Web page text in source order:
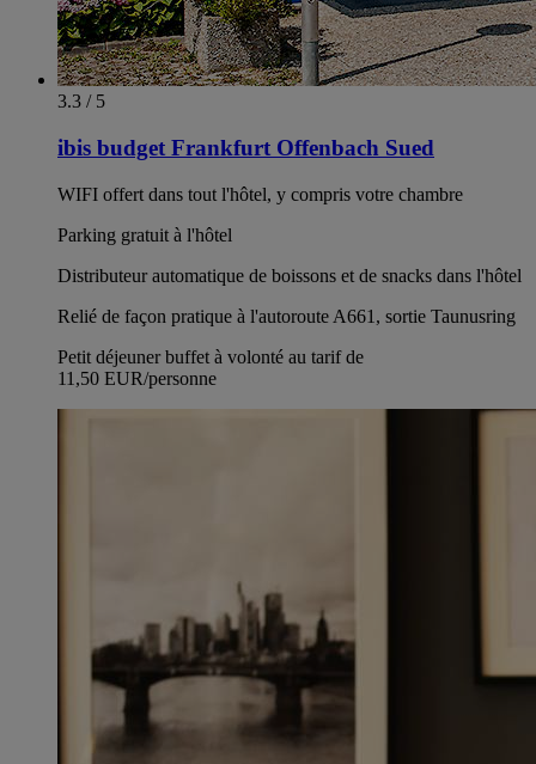
3.3 / 5
ibis budget Frankfurt Offenbach Sued
WIFI offert dans tout l'hôtel, y compris votre chambre
Parking gratuit à l'hôtel
Distributeur automatique de boissons et de snacks dans l'hôtel
Relié de façon pratique à l'autoroute A661, sortie Taunusring
Petit déjeuner buffet à volonté au tarif de
11,50 EUR/personne